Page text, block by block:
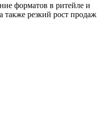
форматов в ритейле и
также резкий рост продаж